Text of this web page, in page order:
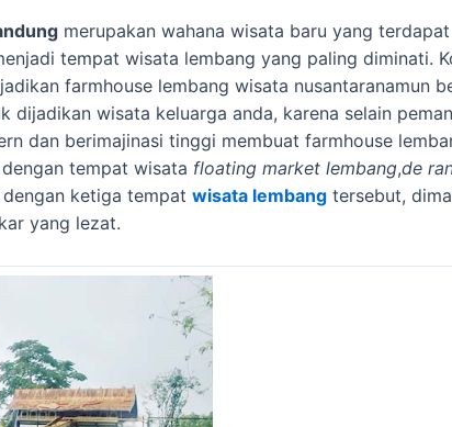
merupakan wahana wisata baru yang
tempat wisata lembang yang paling diminati.
farmhouse lembang wisata nusantaranamun
dijadikan wisata keluarga anda, karena selain
dan berimajinasi tinggi membuat farmhouse
tempat wisata floating market lembang,de
ketiga tempat wisata lembang tersebut,
yang lezat.